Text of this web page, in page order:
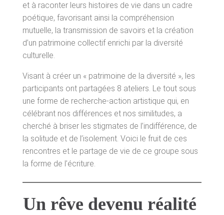
EMPLOIS
FAIRE UN DON
CONTACTE-NOUS
PROJET(S)
Stratégie ADN Jeunesse
et à raconter leurs histoires de vie dans un cadre
poétique, favorisant ainsi la compréhension
mutuelle, la transmission de savoirs et la création
d’un patrimoine collectif enrichi par la diversité
culturelle.
Visant à créer un « patrimoine de la diversité », les
participants ont partagées 8 ateliers. Le tout sous
une forme de recherche-action artistique qui, en
célébrant nos différences et nos similitudes, a
cherché à briser les stigmates de l’indifférence, de
la solitude et de l’isolement. Voici le fruit de ces
rencontres et le partage de vie de ce groupe sous
la forme de l’écriture.
Un rêve devenu réalité